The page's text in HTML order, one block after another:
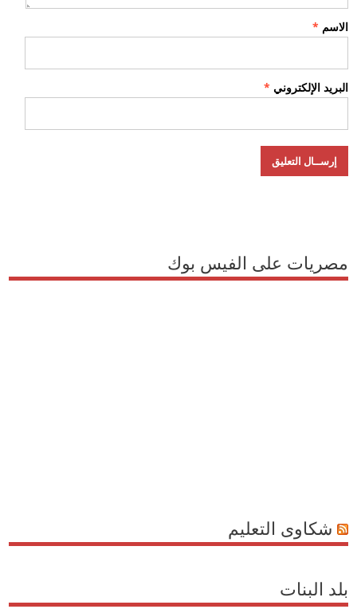
الاسم *
البريد الإلكتروني *
مصريات على الفيس بوك
شكاوى التعليم
بلد البنات